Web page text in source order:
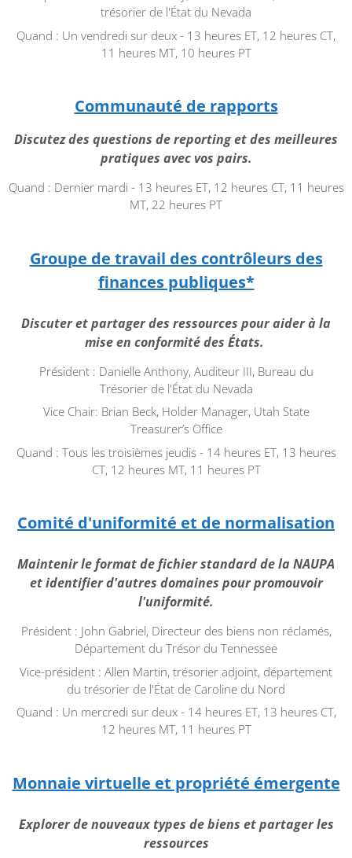
trésorier de l'État du Nevada
Quand : Un vendredi sur deux - 13 heures ET, 12 heures CT,
11 heures MT, 10 heures PT
Communauté de rapports
Discutez des questions de reporting et des meilleures
pratiques avec vos pairs.
Quand : Dernier mardi - 13 heures ET, 12 heures CT, 11 heures
MT, 22 heures PT
Groupe de travail des contrôleurs des
finances publiques*
Discuter et partager des ressources pour aider à la
mise en conformité des États.
Président : Danielle Anthony, Auditeur III, Bureau du
Trésorier de l'État du Nevada
Vice Chair: Brian Beck, Holder Manager, Utah State
Treasurer’s Office
Quand : Tous les troisièmes jeudis - 14 heures ET, 13 heures
CT, 12 heures MT, 11 heures PT
Comité d'uniformité et de normalisation
Maintenir le format de fichier standard de la NAUPA
et identifier d'autres domaines pour promouvoir
l'uniformité.
Président : John Gabriel, Directeur des biens non réclamés,
Département du Trésor du Tennessee
Vice-président : Allen Martin, trésorier adjoint, département
du trésorier de l'État de Caroline du Nord
Quand : Un mercredi sur deux - 14 heures ET, 13 heures CT,
12 heures MT, 11 heures PT
Monnaie virtuelle et propriété émergente
Explorer de nouveaux types de biens et partager les
ressources